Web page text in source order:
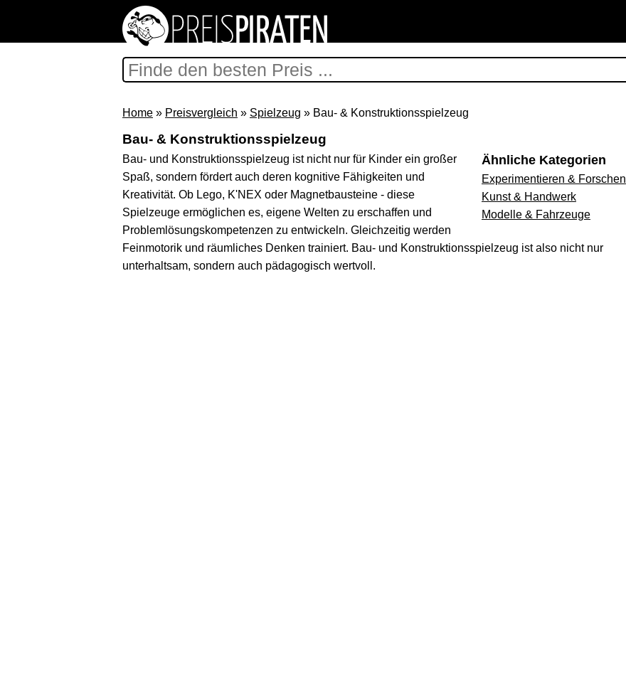
Home » Preisvergleich » Spielzeug » Bau- & Konstruktionsspielzeug
Bau- & Konstruktionsspielzeug
Ähnliche Kategorien
Experimentieren & Forschen
Kunst & Handwerk
Modelle & Fahrzeuge
Bau- und Konstruktionsspielzeug ist nicht nur für Kinder ein großer
Spaß, sondern fördert auch deren kognitive Fähigkeiten und
Kreativität. Ob Lego, K'NEX oder Magnetbausteine - diese
Spielzeuge ermöglichen es, eigene Welten zu erschaffen und
Problemlösungskompetenzen zu entwickeln. Gleichzeitig werden
Feinmotorik und räumliches Denken trainiert. Bau- und Konstruktionsspielzeug ist also nicht nur
unterhaltsam, sondern auch pädagogisch wertvoll.